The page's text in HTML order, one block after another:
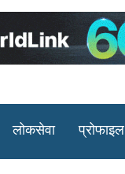
लोकसेवा प्रोफाइल